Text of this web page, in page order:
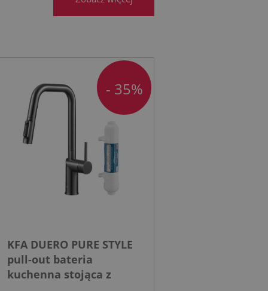
KFA DUERO PURE STYLE
pull-out bateria
kuchenna stojąca z
- 35%